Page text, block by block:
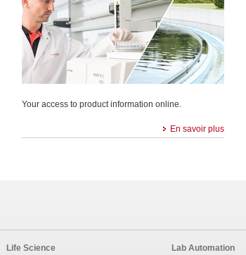
Your access to product information online.
En savoir plus
Life Science Lab Automation